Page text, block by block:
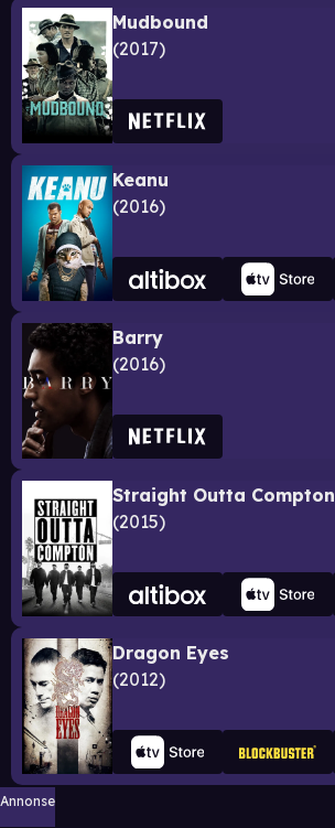
Mudbound
2017
Keanu
2016
Barry
2016
Straight Outta Compton
2015
Dragon Eyes
2012
Annonse